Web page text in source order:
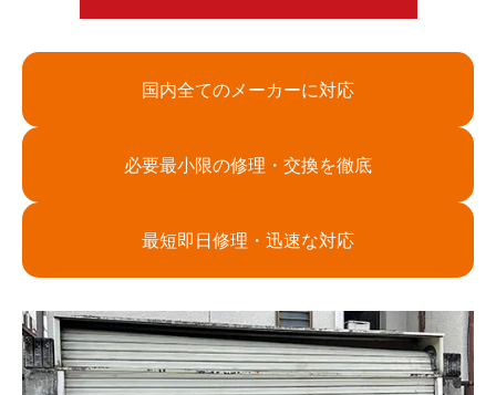
国内全てのメーカーに対応
必要最小限の修理・交換を徹底
最短即日修理・迅速な対応